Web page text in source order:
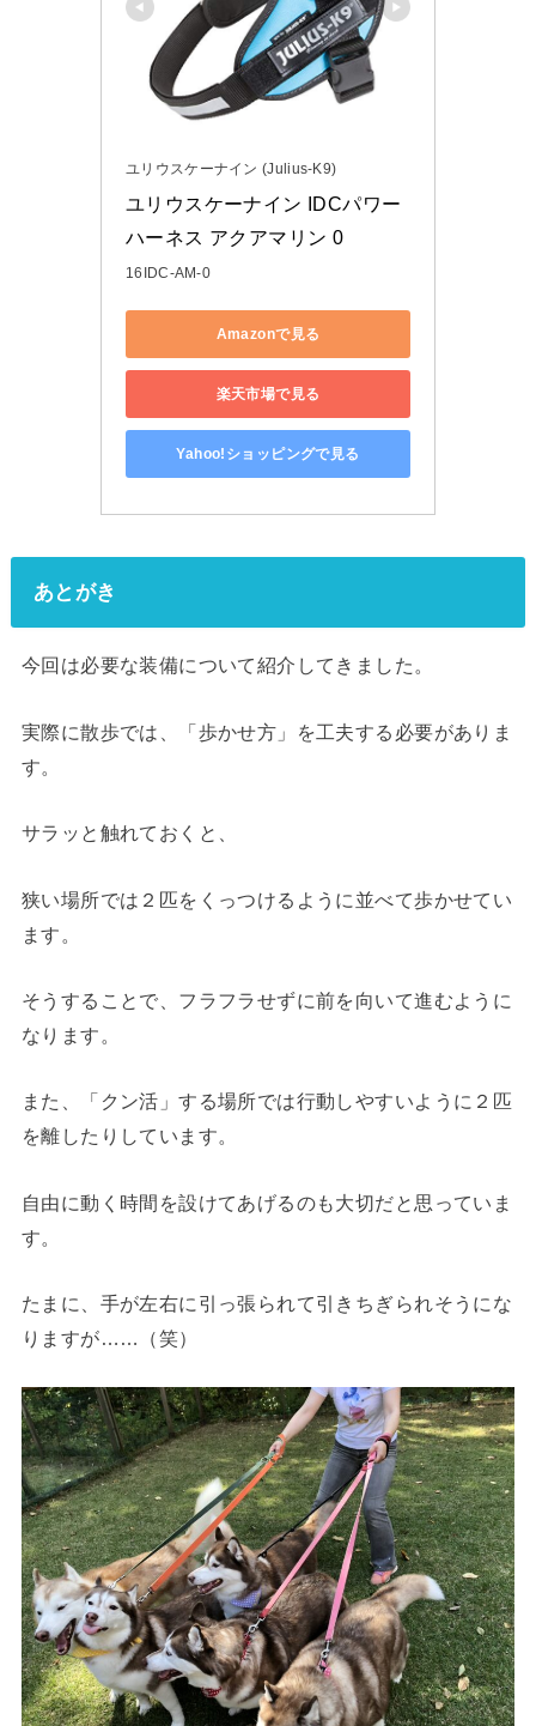
ユリウスケーナイン (Julius-K9)
ユリウスケーナイン IDCパワー
ハーネス アクアマリン 0
16IDC-AM-0
Amazonで見る
楽天市場で見る
Yahoo!ショッピングで見る
あとがき
今回は必要な装備について紹介してきました。
実際に散歩では、「歩かせ方」を工夫する必要がありま
す。
サラッと触れておくと、
狭い場所では２匹をくっつけるように並べて歩かせてい
ます。
そうすることで、フラフラせずに前を向いて進むように
なります。
また、「クン活」する場所では行動しやすいように２匹
を離したりしています。
自由に動く時間を設けてあげるのも大切だと思っていま
す。
たまに、手が左右に引っ張られて引きちぎられそうにな
りますが……（笑）